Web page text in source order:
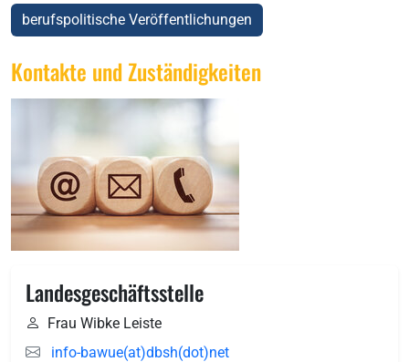
berufspolitische Veröffentlichungen
Kontakte und Zuständigkeiten
Landesgeschäftsstelle
Frau Wibke Leiste
info-bawue(at)dbsh(dot)net